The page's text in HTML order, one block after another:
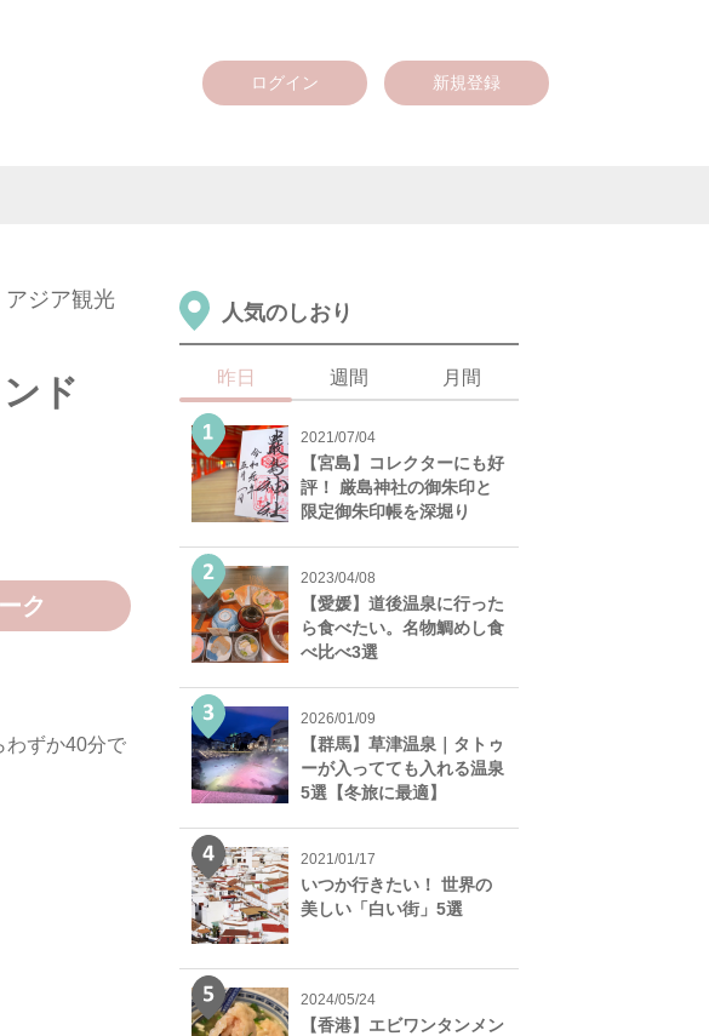
ログイン 新規登録
アジア観光
ド
ク
わずか40分で
人気のしおり
昨日 週間 月間
2021/07/04
【宮島】コレクターにも好
評！ 厳島神社の御朱印と
限定御朱印帳を深堀り
2023/04/08
【愛媛】道後温泉に行った
ら食べたい。名物鯛めし食
べ比べ3選
2026/01/09
【群馬】草津温泉｜タトゥ
ーが入ってても入れる温泉
5選【冬旅に最適】
2021/01/17
いつか行きたい！ 世界の
美しい「白い街」5選
2024/05/24
【香港】エビワンタンメン